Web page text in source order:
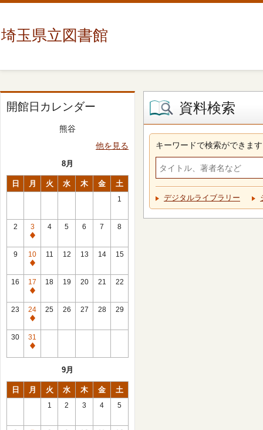
埼玉県立図書館
開館日カレンダー
熊谷
他を見る
8月
日 月 火 水 木 金 土
1
2
3
休
館
日
4 5 6 7 8
9
10
休
館
日
11 12 13 14 15
16
17
休
館
日
18 19 20 21 22
23
24
休
館
日
25 26 27 28 29
30
31
休
9月
日 月 火 水 木 金 土
1 2 3 4 5
資料検索
キーワードで検索ができます
デジタルライブラリー